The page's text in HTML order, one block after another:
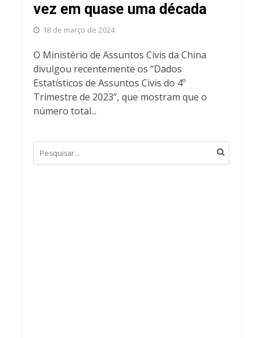
vez em quase uma década
18 de março de 2024
O Ministério de Assuntos Civis da China
divulgou recentemente os “Dados
Estatísticos de Assuntos Civis do 4º
Trimestre de 2023”, que mostram que o
número total...